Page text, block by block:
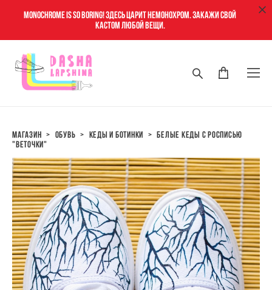
Monochrome is so boring! Здесь царит немонохром. Закажи свой
кастом любой вещи.
магазин > обувь > кеды и ботинки > белые кеды с росписью
"веточки"